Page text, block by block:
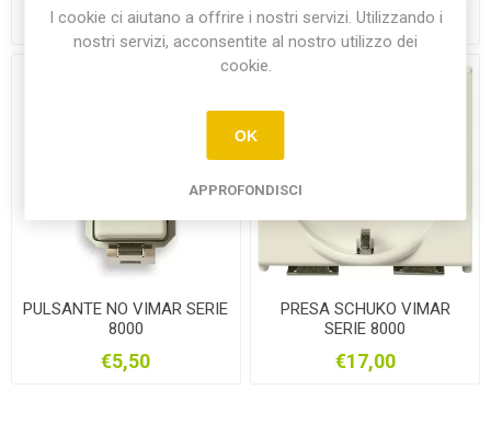
€0,00 €0,00
PULSANTE NO VIMAR SERIE
8000
€5,50
PRESA SCHUKO VIMAR
SERIE 8000
€17,00
I cookie ci aiutano a offrire i nostri servizi. Utilizzando i
nostri servizi, acconsentite al nostro utilizzo dei
cookie.
OK
APPROFONDISCI